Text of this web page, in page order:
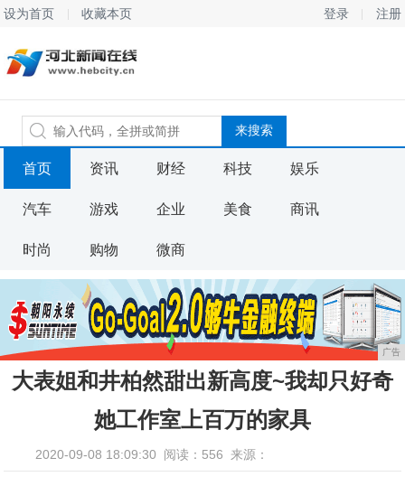
设为首页 收藏本页 登录 注册
首页 资讯 财经 科技 娱乐
汽车 游戏 企业 美食 商讯
时尚 购物 微商
广告
大表姐和井柏然甜出新高度~我却只好奇
她工作室上百万的家具
2020-09-08 18:09:30 阅读：556 来源：